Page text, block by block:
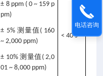
± 8 ppm ( 0 ~ 159 p
pm)
± 5% 测量值 ( 160
~ 2,000 ppm)
± 10%测量值 ( 2,0
01 ~ 8,000 ppm)
< 40 s
电话咨询